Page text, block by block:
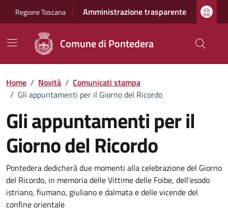
Regione Toscana Amministrazione trasparente
Comune di Pontedera
Home / Novità / Comunicati stampa
/ Gli appuntamenti per il Giorno del Ricordo
Gli appuntamenti per il
Giorno del Ricordo
Dettagli della notizia
Pontedera dedicherà due momenti alla celebrazione del Giorno
del Ricordo, in memoria delle Vittime delle Foibe, dell'esodo
istriano, fiumano, giuliano e dalmata e delle vicende del
confine orientale